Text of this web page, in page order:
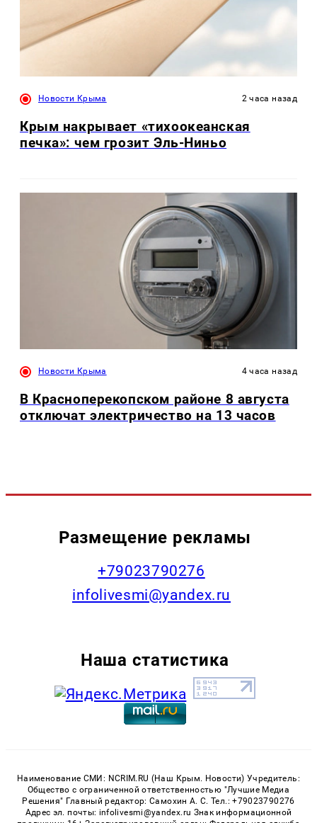
Новости Крыма 2 часа назад
Крым накрывает «тихоокеанская
печка»: чем грозит Эль-Ниньо
Новости Крыма 4 часа назад
В Красноперекопском районе 8 августа
отключат электричество на 13 часов
Размещение рекламы
+79023790276
infolivesmi@yandex.ru
Наша статистика
Наименование СМИ: NCRIM.RU (Наш Крым. Новости) Учредитель:
Общество с ограниченной ответственностью "Лучшие Медиа
Решения" Главный редактор: Самохин А. С. Тел.: +79023790276
Адрес эл. почты: infolivesmi@yandex.ru Знак информационной